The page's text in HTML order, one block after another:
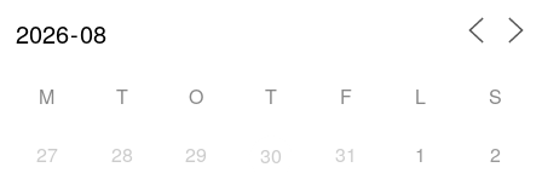
M T O T F L S
27 28 29 30 31 1 2